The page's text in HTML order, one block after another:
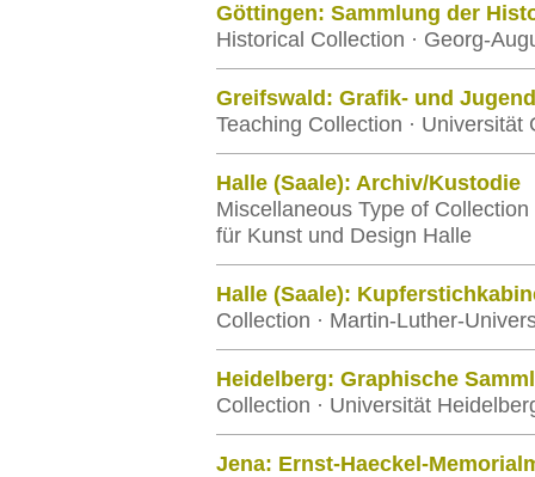
Göttingen: Sammlung der
Historical Collection · Georg-
Greifswald: Grafik- und
Teaching Collection · Universität
Halle (Saale): Archiv/Kustodie
Miscellaneous Type of
für Kunst und Design Halle
Halle (Saale):
Collection · Martin-Luther-
Heidelberg: Graphische
Collection · Universität
Jena: Ernst-Haeckel-